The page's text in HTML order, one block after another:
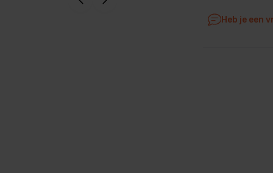
Dolphin S200 onderdelen
Heb je een